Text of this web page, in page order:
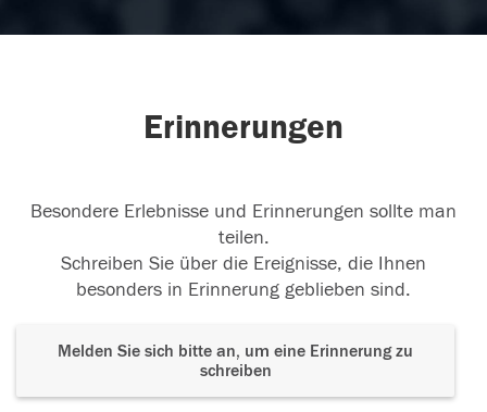
Erinnerungen
Besondere Erlebnisse und Erinnerungen sollte man
teilen.
Schreiben Sie über die Ereignisse, die Ihnen
besonders in Erinnerung geblieben sind.
Melden Sie sich bitte an, um eine Erinnerung zu
schreiben